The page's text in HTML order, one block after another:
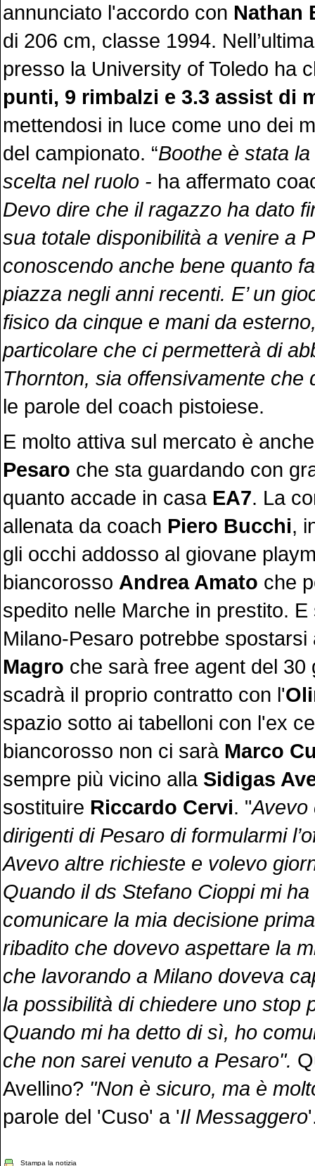
annunciato l'accordo con Nathan
di 206 cm, classe 1994.
presso la University of Toledo ha
punti, 9 rimbalzi e 3.3 assist di
mettendosi in luce come uno dei
del campionato. “Boothe è stata
scelta nel ruolo - ha affermato
Devo dire che il ragazzo ha dato
sua totale disponibilità a venire a
conoscendo anche bene quanto
piazza negli anni recenti. E’ un
fisico da cinque e mani da
particolare che ci permetterà di
Thornton, sia offensivamente che
le parole del coach pistoiese.
E molto attiva sul mercato è
Pesaro che sta guardando con
quanto accade in casa EA7. La
allenata da coach Piero Bucchi,
gli occhi addosso al giovane
biancorosso Andrea Amato che
spedito nelle Marche in prestito. E
Milano-Pesaro potrebbe
Magro che sarà free agent del 30
scadrà il proprio contratto con l'
spazio sotto ai tabelloni con l'ex
biancorosso non ci sarà Marco
sempre più vicino alla Sidigas
sostituire Riccardo Cervi. "Avevo
dirigenti di Pesaro di formularmi
Avevo altre richieste e volevo
Quando il ds Stefano Cioppi mi
comunicare la mia decisione
ribadito che dovevo aspettare la
che lavorando a Milano doveva
la possibilità di chiedere uno stop
Quando mi ha detto di sì, ho
che non sarei venuto a Pesaro".
Avellino? "Non è sicuro, ma è
parole del 'Cuso' a 'Il Messaggero
Stampa la notizia